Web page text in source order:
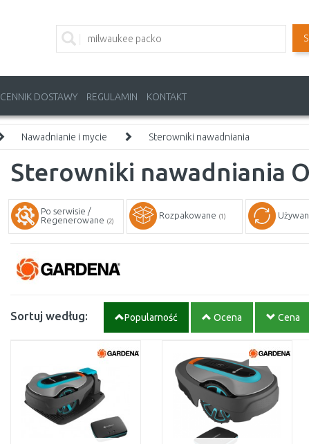
CENNIK DOSTAWY REGULAMIN KONTAKT
Nawadnianie i mycie Sterowniki nawadniania
Sterowniki nawadniania
Po serwisie /
Regenerowane (2)
Rozpakowane (1)
Sortuj według: Popularność Ocena Cena